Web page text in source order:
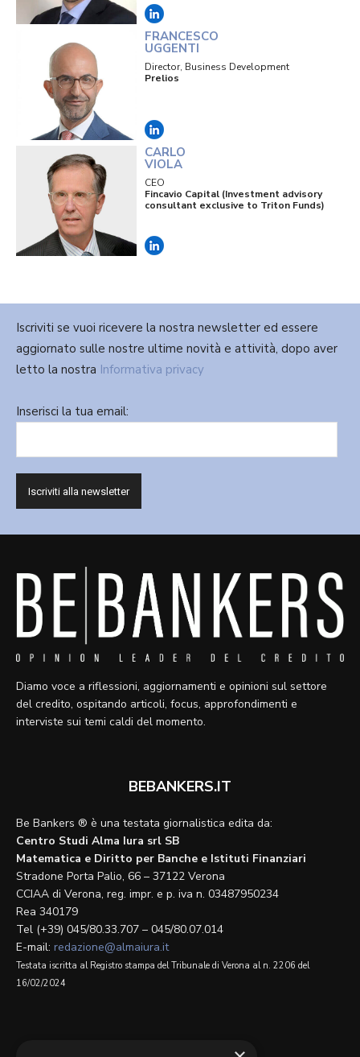
FRANCESCO
UGGENTI
Director, Business Development
Prelios
CARLO
VIOLA
CEO
Fincavio Capital (Investment advisory
consultant exclusive to Triton Funds)
Iscriviti se vuoi ricevere la nostra newsletter ed essere
aggiornato sulle nostre ultime novità e attività, dopo aver
letto la nostra Informativa privacy
Inserisci la tua email:
Diamo voce a riflessioni, aggiornamenti e opinioni sul settore
del credito, ospitando articoli, focus, approfondimenti e
interviste sui temi caldi del momento.
BEBANKERS.IT
Be Bankers ® è una testata giornalistica edita da:
Centro Studi Alma Iura srl SB
Matematica e Diritto per Banche e Istituti Finanziari
Stradone Porta Palio, 66 – 37122 Verona
CCIAA di Verona, reg. impr. e p. iva n. 03487950234
Rea 340179
Tel (+39) 045/80.33.707 – 045/80.07.014
E-mail: redazione@almaiura.it
Testata iscritta al Registro stampa del Tribunale di Verona al n. 2206 del
16/02/2024